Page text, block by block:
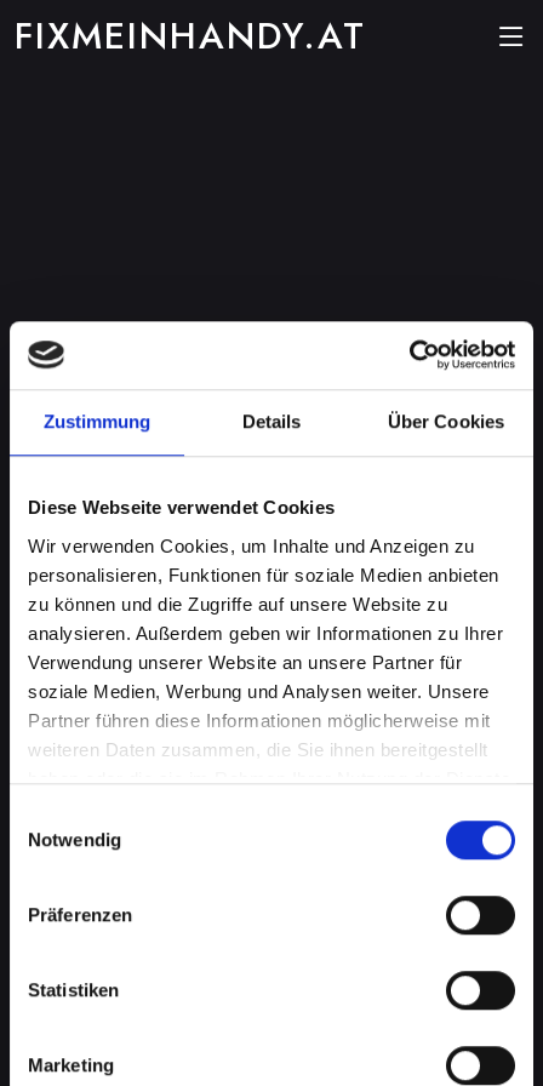
Zustimmung Details Über Cookies
Diese Webseite verwendet Cookies
Wir verwenden Cookies, um Inhalte und Anzeigen zu
personalisieren, Funktionen für soziale Medien anbieten
zu können und die Zugriffe auf unsere Website zu
analysieren. Außerdem geben wir Informationen zu Ihrer
Verwendung unserer Website an unsere Partner für
soziale Medien, Werbung und Analysen weiter. Unsere
Partner führen diese Informationen möglicherweise mit
weiteren Daten zusammen, die Sie ihnen bereitgestellt
haben oder die sie im Rahmen Ihrer Nutzung der Dienste
Notwendig
Präferenzen
Statistiken
Marketing
FIXMEINHANDY.AT
Ladebuchsenprobleme bei
Ihrem IPHONE-XS-MAX in Bad-
saürbrunn? Schnelle Reparatur
Ein häufiges Problem bei Smartphones ist die
bedeuten, dass Ihr IPHONE-XS-MAX nicht